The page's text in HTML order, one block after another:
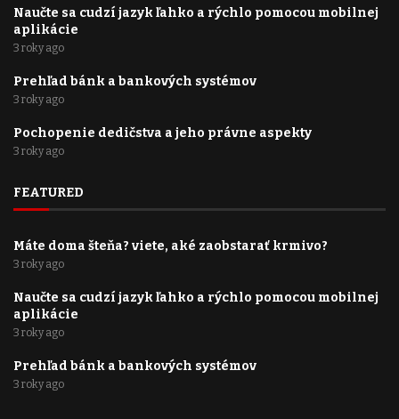
Naučte sa cudzí jazyk ľahko a rýchlo pomocou mobilnej
aplikácie
3 roky ago
Prehľad bánk a bankových systémov
3 roky ago
Pochopenie dedičstva a jeho právne aspekty
3 roky ago
FEATURED
Máte doma šteňa? viete, aké zaobstarať krmivo?
3 roky ago
Naučte sa cudzí jazyk ľahko a rýchlo pomocou mobilnej
aplikácie
3 roky ago
Prehľad bánk a bankových systémov
3 roky ago